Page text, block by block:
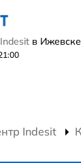
в Ижевске
Indesit